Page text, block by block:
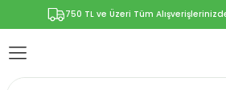
750 TL ve Üzeri Tüm
Geri Dön
Geri Dön
Geri Dön
Geri Dön
Geri Dön